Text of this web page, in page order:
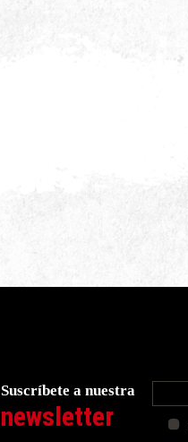
Suscríbete a nuestra
newsletter